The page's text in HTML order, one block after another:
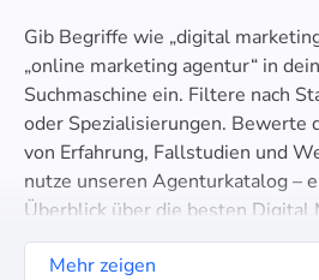
Gib Begriffe wie „digital
„online marketing agentur“ in
Suchmaschine ein. Filtere nach
oder Spezialisierungen. Bewerte
von Erfahrung, Fallstudien und
nutze unseren Agenturkatalog –
Überblick über die besten Digital
für SEO, PPC und mehr.
Mehr zeigen